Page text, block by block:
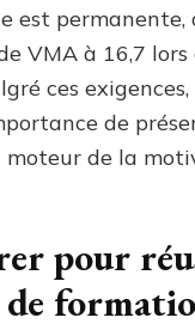
est
VMA à 16,7
ces
de
moteur de la
pour